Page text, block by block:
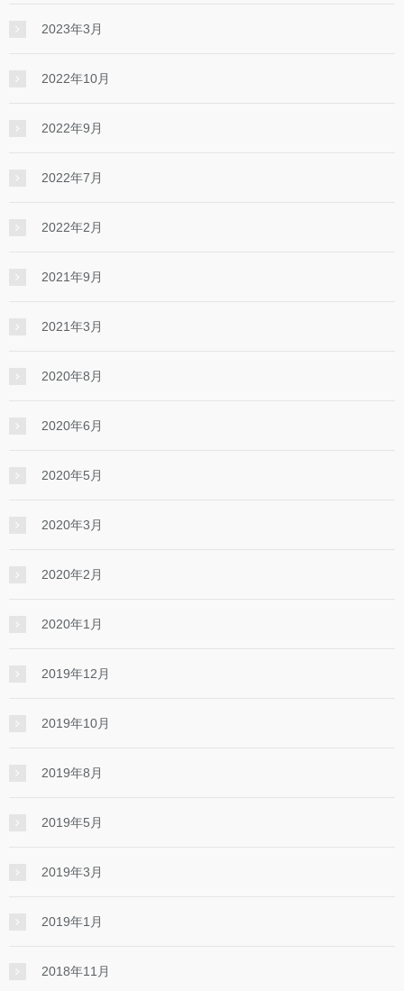
2023年3月
2022年10月
2022年9月
2022年7月
2022年2月
2021年9月
2021年3月
2020年8月
2020年6月
2020年5月
2020年3月
2020年2月
2020年1月
2019年12月
2019年10月
2019年8月
2019年5月
2019年3月
2019年1月
2018年11月